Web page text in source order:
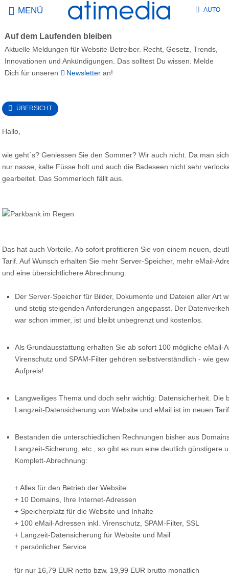
MENÜ AUTO
Auf dem Laufenden bleiben
Aktuelle Meldungen für Website-Betreiber. Recht, Gesetz, Trends,
Innovationen und Ankündigungen. Das solltest Du wissen. Melde
Dich für unseren
Newsletteran!
ÜBERSICHT
Hallo,
wie geht´s? Geniessen Sie den Sommer? Wir auch nicht. Da man
nur nasse, kalte Füsse holt und auch die Badeseen nicht sehr
gearbeitet. Das Sommerloch fällt aus.
Das hat auch Vorteile. Ab sofort profitieren Sie von einem neuen,
Tarif. Auf Wunsch erhalten Sie mehr Server-Speicher, mehr eMail-
und eine übersichtlichere Abrechnung:
Der Server-Speicher für Bilder, Dokumente und Dateien aller Art
und stetig steigenden Anforderungen angepasst. Der
war schon immer, ist und bleibt unbegrenzt und kostenlos.
Als Grundausstattung erhalten Sie ab sofort 100 mögliche eMail-
Virenschutz und SPAM-Filter gehören selbstverständlich - wie
Aufpreis!
Langweiliges Thema und doch sehr wichtig: Datensicherheit. Die
Langzeit-Datensicherung von Website und eMail ist im neuen
Bestanden die unterschiedlichen Rechnungen bisher aus
Langzeit-Sicherung, etc., so gibt es nun eine deutlich günstigere
Komplett-Abrechnung:
+ Alles für den Betrieb der Website
+ 10 Domains, Ihre Internet-Adressen
+ Speicherplatz für die Website und Inhalte
+ 100 eMail-Adressen inkl. Virenschutz, SPAM-Filter, SSL
+ Langzeit-Datensicherung für Website und Mail
+ persönlicher Service
für nur 16,79 EUR netto bzw. 19,99 EUR brutto monatlich